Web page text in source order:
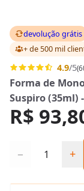
devolução grátis
+ de 500 mil
4.9/5
Forma de
Suspiro (35ml)
R$
− +